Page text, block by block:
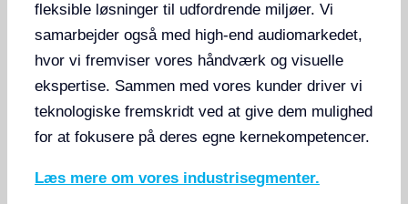
fleksible løsninger til udfordrende miljøer. Vi
samarbejder også med high-end audiomarkedet,
hvor vi fremviser vores håndværk og visuelle
ekspertise. Sammen med vores kunder driver vi
teknologiske fremskridt ved at give dem mulighed
for at fokusere på deres egne kernekompetencer.
Læs mere om vores industrisegmenter.